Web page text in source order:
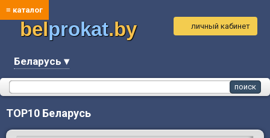
≡ каталог
belprokat.by
Беларусь ▾
личный кабинет
TOP10 Беларусь